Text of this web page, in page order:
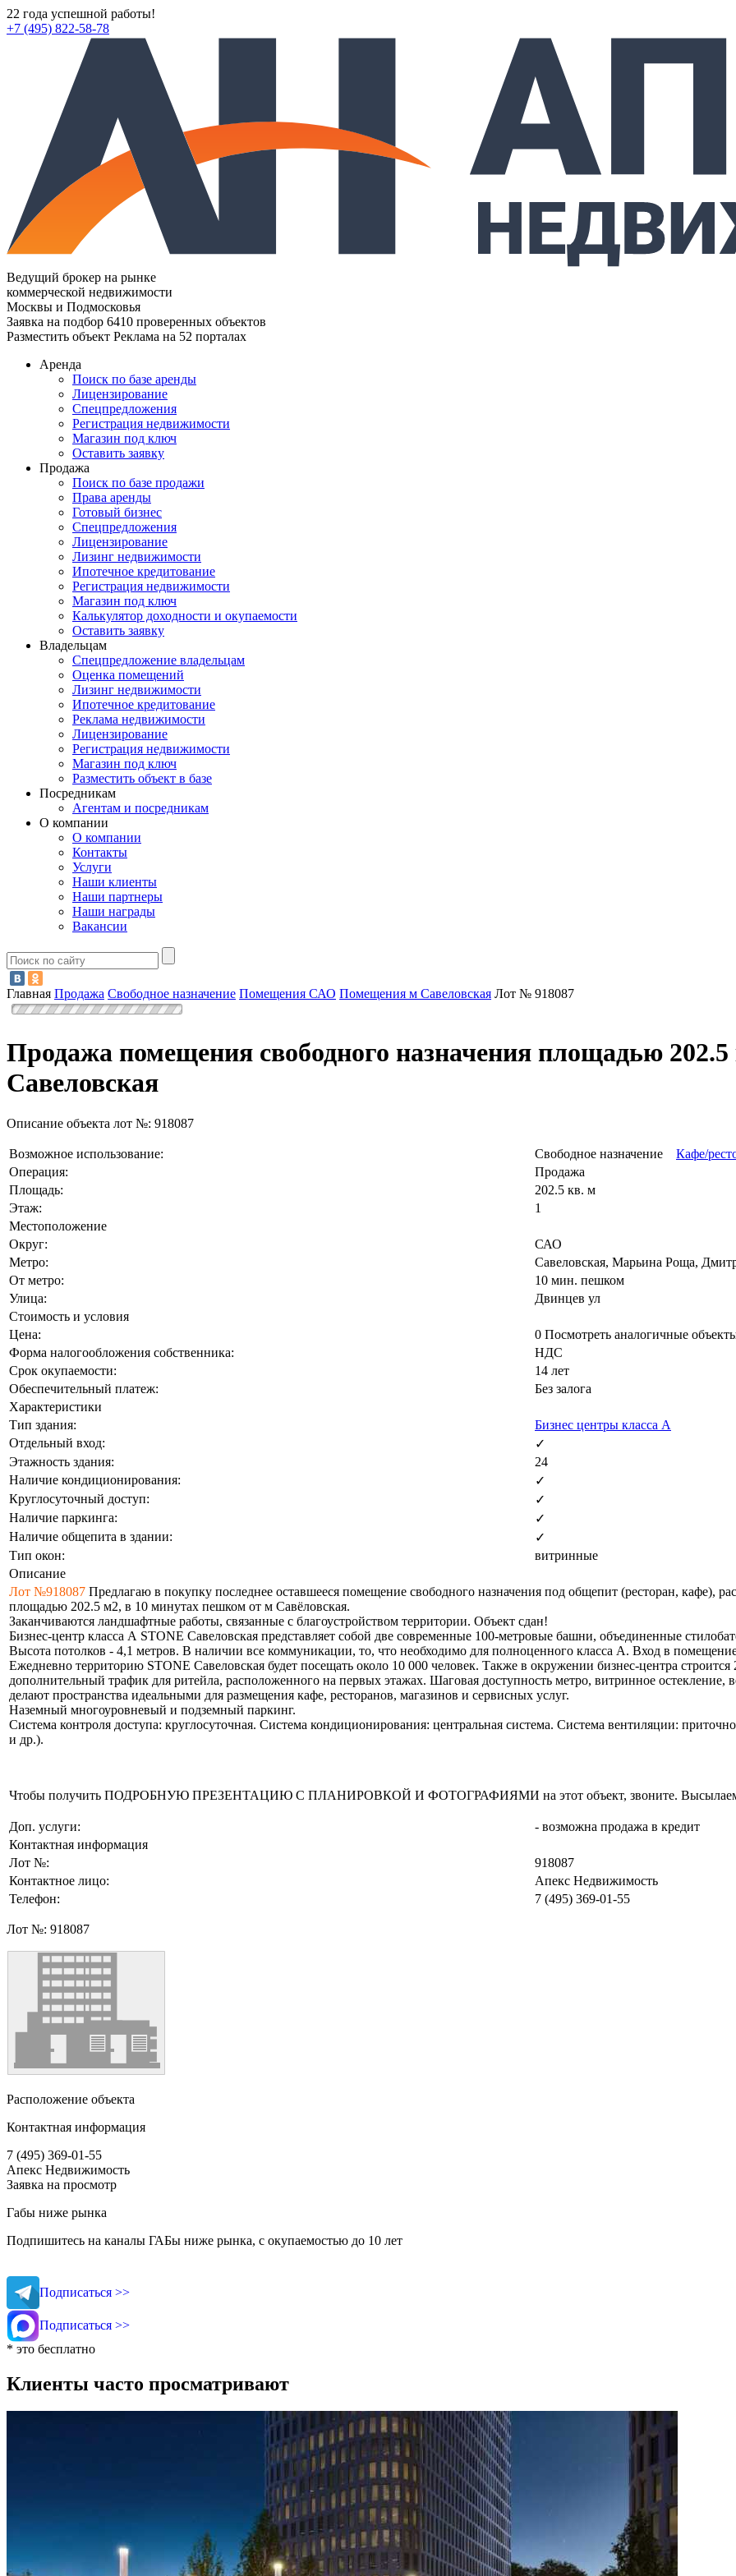
22 года успешной работы!
+7 (495) 822-58-78
Ведущий брокер на рынке
коммерческой недвижимости
Москвы и Подмосковья
Заявка на подбор 6410 проверенных объектов
Разместить объект Реклама на 52 порталах
Аренда
Поиск по базе аренды
Лицензирование
Спецпредложения
Регистрация недвижимости
Магазин под ключ
Оставить заявку
Продажа
Поиск по базе продажи
Права аренды
Готовый бизнес
Спецпредложения
Лицензирование
Лизинг недвижимости
Ипотечное кредитование
Регистрация недвижимости
Магазин под ключ
Калькулятор доходности и окупаемости
Оставить заявку
Владельцам
Спецпредложение владельцам
Оценка помещений
Лизинг недвижимости
Ипотечное кредитование
Реклама недвижимости
Лицензирование
Регистрация недвижимости
Магазин под ключ
Разместить объект в базе
Посредникам
Агентам и посредникам
О компании
О компании
Контакты
Услуги
Наши клиенты
Наши партнеры
Наши награды
Вакансии
Главная Продажа Свободное назначение Помещения САО Помещения м Савеловская Лот № 918087
Продажа помещения свободного назначения площадью
Савеловская
Описание объекта лот №: 918087
Возможное использование: Свободное назначение
Кафе/
Операция:
Продажа
Площадь:
202.5 кв. м
Этаж:
1
Местоположение
Округ:
САО
Метро:
Савеловская, Марьина Роща,
От метро:
10 мин. пешком
Улица:
Двинцев ул
Стоимость и условия
Цена:
0 Посмотреть аналогичные
Форма налогообложения собственника:
НДС
Срок окупаемости:
14 лет
Обеспечительный платеж:
Без залога
Характеристики
Тип здания:
Бизнес центры класса А
Отдельный вход:
✓
Этажность здания:
24
Наличие кондиционирования:
✓
Круглосуточный доступ:
✓
Наличие паркинга:
✓
Наличие общепита в здании:
✓
Тип окон:
витринные
Описание
Лот №918087 Предлагаю в покупку последнее оставшееся помещение свободного назначения под общепит (ресторан, кафе),
площадью 202.5 м2, в 10 минутах пешком от м Савёловская.
Заканчиваются ландшафтные работы, связанные с благоустройством территории. Объект сдан!
Бизнес-центр класса А STONE Савеловская представляет собой две современные 100-метровые башни, объединенные
Высота потолков - 4,1 метров. В наличии все коммуникации, то, что необходимо для полноценного класса А. Вход в
Ежедневно территорию STONE Савеловская будет посещать около 10 000 человек. Также в окружении бизнес-центра
дополнительный трафик для ритейла, расположенного на первых этажах. Шаговая доступность метро, витринное
делают пространства идеальными для размещения кафе, ресторанов, магазинов и сервисных услуг.
Наземный многоуровневый и подземный паркинг.
Система контроля доступа: круглосуточная. Система кондиционирования: центральная система. Система вентиляции:
и др.).
Чтобы получить ПОДРОБНУЮ ПРЕЗЕНТАЦИЮ С ПЛАНИРОВКОЙ И ФОТОГРАФИЯМИ на этот объект, звоните. Высылаем в
Доп. услуги:
- возможна продажа в кредит
Контактная информация
Лот №:
918087
Контактное лицо:
Апекс Недвижимость
Телефон:
7 (495) 369-01-55
Лот №: 918087
Расположение объекта
Контактная информация
7 (495) 369-01-55
Апекс Недвижимость
Заявка на просмотр
Габы ниже рынка
Подпишитесь на каналы ГАБы ниже рынка, с окупаемостью до 10 лет
Подписаться >>
Подписаться >>
* это бесплатно
Клиенты часто просматривают